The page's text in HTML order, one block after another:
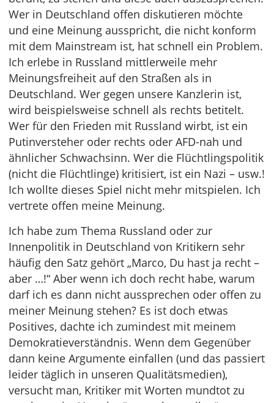
Wer in Deutschland offen diskutieren möchte
und eine Meinung ausspricht, die nicht konform
mit dem Mainstream ist, hat schnell ein Problem.
Ich erlebe in Russland mittlerweile mehr
Meinungsfreiheit auf den Straßen als in
Deutschland. Wer gegen unsere Kanzlerin ist,
wird beispielsweise schnell als rechts betitelt.
Wer für den Frieden mit Russland wirbt, ist ein
Putinversteher oder rechts oder AFD-nah und
ähnlicher Schwachsinn. Wer die Flüchtlingspolitik
(nicht die Flüchtlinge) kritisiert, ist ein Nazi – usw.!
Ich wollte dieses Spiel nicht mehr mitspielen. Ich
vertrete offen meine Meinung.
Ich habe zum Thema Russland oder zur
Innenpolitik in Deutschland von Kritikern sehr
häufig den Satz gehört „Marco, Du hast ja recht –
aber …!“ Aber wenn ich doch recht habe, warum
darf ich es dann nicht aussprechen oder offen zu
meiner Meinung stehen? Es ist doch etwas
Positives, dachte ich zumindest mit meinem
Demokratieverständnis. Wenn dem Gegenüber
dann keine Argumente einfallen (und das passiert
leider täglich in unseren Qualitätsmedien),
versucht man, Kritiker mit Worten mundtot zu